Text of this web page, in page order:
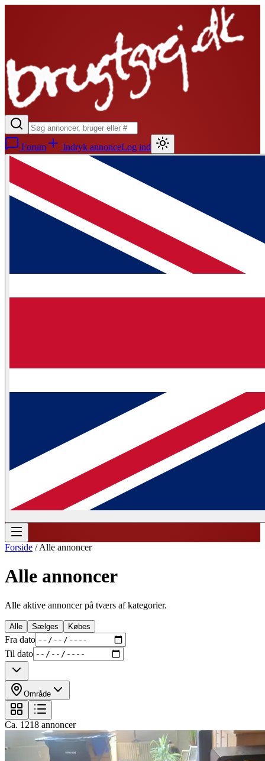
Forum Indryk annonceLog ind
Forside /Alle annoncer
Alle annoncer
Alle aktive annoncer på tværs af kategorier.
Alle Sælges Købes
Fra dato
Til dato
Område
Ca. 1218 annoncer